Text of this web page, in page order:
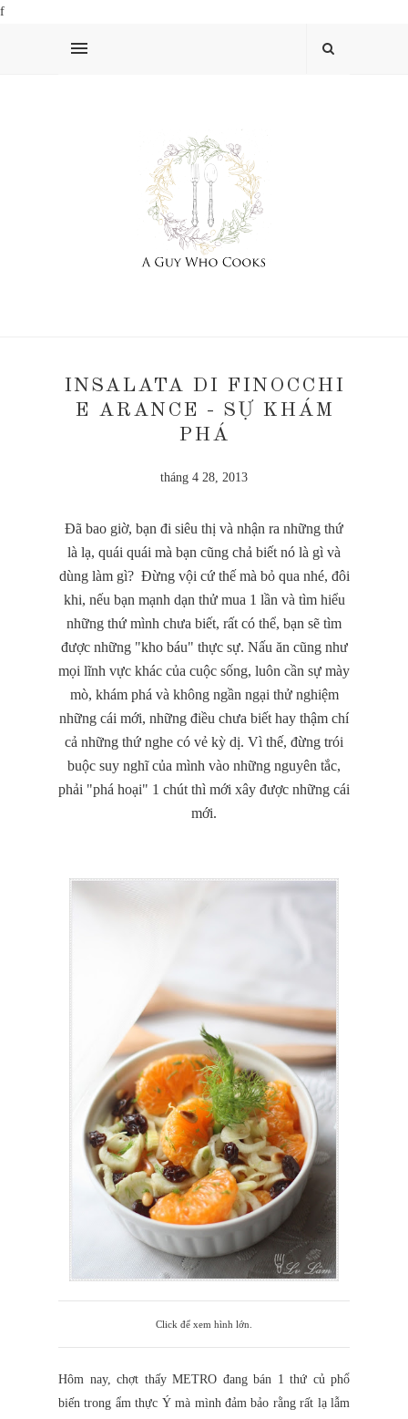
f
INSALATA DI FINOCCHI
E ARANCE - SỰ KHÁM
PHÁ
tháng 4 28, 2013
Đã bao giờ, bạn đi siêu thị và nhận ra những thứ
là lạ, quái quái mà bạn cũng chả biết nó là gì và
dùng làm gì? Đừng vội cứ thế mà bỏ qua nhé, đôi
khi, nếu bạn mạnh dạn thử mua 1 lần và tìm hiểu
những thứ mình chưa biết, rất có thể, bạn sẽ tìm
được những "kho báu" thực sự. Nấu ăn cũng như
mọi lĩnh vực khác của cuộc sống, luôn cần sự mày
mò, khám phá và không ngần ngại thử nghiệm
những cái mới, những điều chưa biết hay thậm chí
cả những thứ nghe có vẻ kỳ dị. Vì thế, đừng trói
buộc suy nghĩ của mình vào những nguyên tắc,
phải "phá hoại" 1 chút thì mới xây được những cái
mới.
Click để xem hình lớn.
Hôm nay, chợt thấy METRO đang bán 1 thứ củ phổ
biến trong ẩm thực Ý mà mình đảm bảo rằng rất lạ lẫm